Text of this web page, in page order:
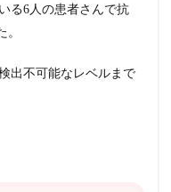
る6人の患者さんで抗
出不可能なレベルまで